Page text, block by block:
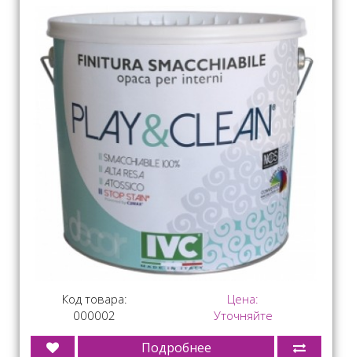
Код товара:
000002
Цена:
Уточняйте
Подробнее